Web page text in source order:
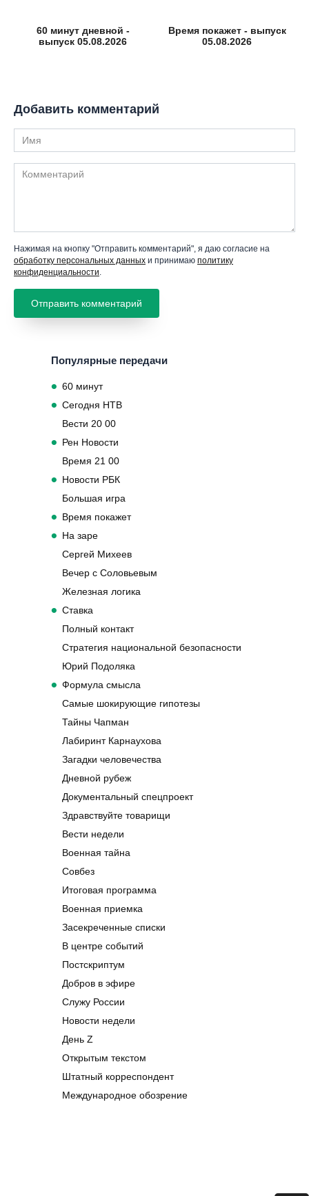
60 минут дневной -
выпуск 05.08.2026
Время покажет - выпуск
05.08.2026
Добавить комментарий
Имя
Комментарий
Нажимая на кнопку "Отправить комментарий", я даю согласие на
обработку персональных данных и принимаю политику
конфиденциальности.
Популярные передачи
60 минут
Сегодня НТВ
Вести 20 00
Рен Новости
Время 21 00
Новости РБК
Большая игра
Время покажет
На заре
Сергей Михеев
Вечер с Соловьевым
Железная логика
Ставка
Полный контакт
Стратегия национальной безопасности
Юрий Подоляка
Формула смысла
Самые шокирующие гипотезы
Тайны Чапман
Лабиринт Карнаухова
Загадки человечества
Дневной рубеж
Документальный спецпроект
Здравствуйте товарищи
Вести недели
Военная тайна
Совбез
Итоговая программа
Военная приемка
Засекреченные списки
В центре событий
Постскриптум
Добров в эфире
Служу России
Новости недели
День Z
Открытым текстом
Штатный корреспондент
Международное обозрение